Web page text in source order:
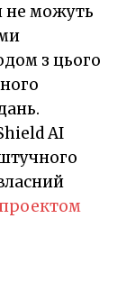
не можуть
з цього
AI